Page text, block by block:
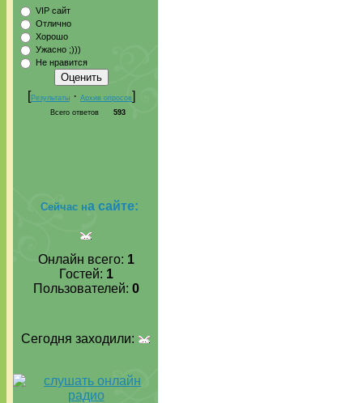
VIP сайт
Отлично
Хорошо
Ужасно ;)))
Не нравится
[Результаты · Архив опросов]
Всего ответов 593
Сейчас на сайте:
Онлайн всего: 1
Гостей: 1
Пользователей: 0
Сегодня заходили: